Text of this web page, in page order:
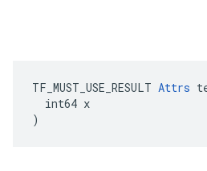
TF_MUST_USE_RESULT Attrs
  int64 x
)